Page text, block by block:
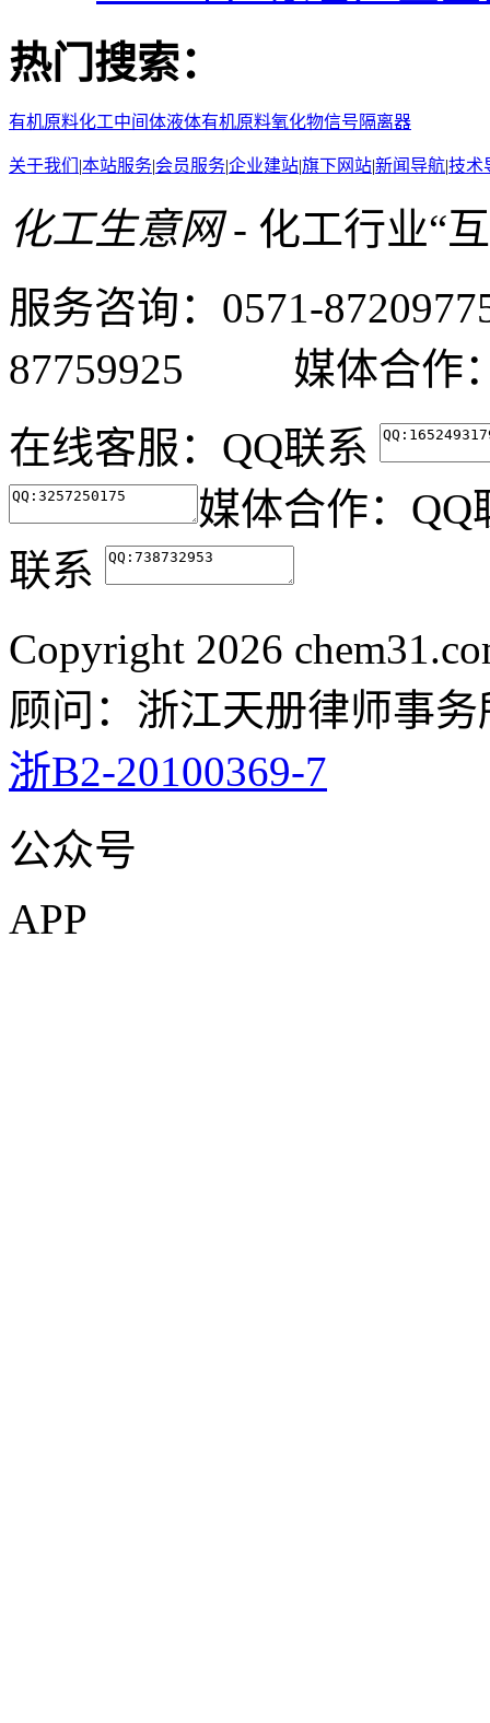
热门搜索：
有机原料化工中间体液体有机原料氧化物信号隔离器
关于我们 |本站服务|会员服务|企业建站|旗下网站|新闻导航|技术
化工生意网- 化工行业“
服务咨询：0571-
87759925 媒体合作：
在线客服： QQ联系
媒体合作：
联系
Copyright 2026
顾问：浙江天册律师事
浙B2-20100369-7
公众号
APP